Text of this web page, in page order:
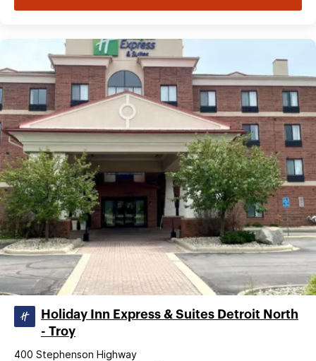
Holiday Inn Express & Suites Detroit North
- Troy
400 Stephenson Highway